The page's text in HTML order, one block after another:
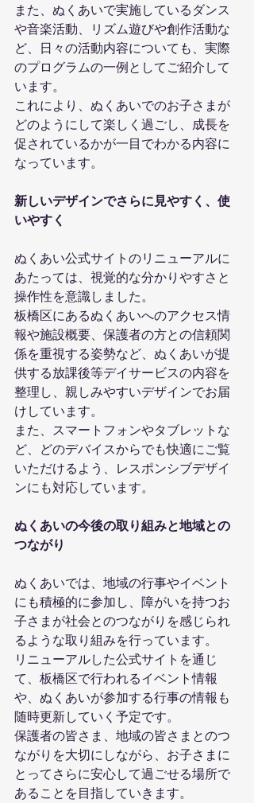
また、ぬくあいで実施しているダンス
や音楽活動、リズム遊びや創作活動な
ど、日々の活動内容についても、実際
のプログラムの一例としてご紹介して
います。
これにより、ぬくあいでのお子さまが
どのようにして楽しく過ごし、成長を
促されているかが一目でわかる内容に
なっています。
新しいデザインでさらに見やすく、使
いやすく
ぬくあい公式サイトのリニューアルに
あたっては、視覚的な分かりやすさと
操作性を意識しました。
板橋区にあるぬくあいへのアクセス情
報や施設概要、保護者の方との信頼関
係を重視する姿勢など、ぬくあいが提
供する放課後等デイサービスの内容を
整理し、親しみやすいデザインでお届
けしています。
また、スマートフォンやタブレットな
ど、どのデバイスからでも快適にご覧
いただけるよう、レスポンシブデザイ
ンにも対応しています。
ぬくあいの今後の取り組みと地域との
つながり
ぬくあいでは、地域の行事やイベント
にも積極的に参加し、障がいを持つお
子さまが社会とのつながりを感じられ
るような取り組みを行っています。
リニューアルした公式サイトを通じ
て、板橋区で行われるイベント情報
や、ぬくあいが参加する行事の情報も
随時更新していく予定です。
保護者の皆さま、地域の皆さまとのつ
ながりを大切にしながら、お子さまに
とってさらに安心して過ごせる場所で
あることを目指していきます。